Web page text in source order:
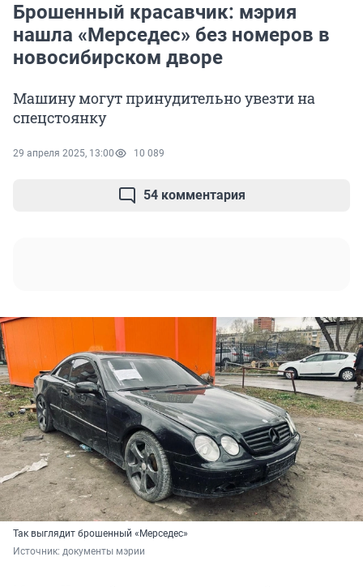
Брошенный красавчик: мэрия
нашла «Мерседес» без номеров в
новосибирском дворе
Машину могут принудительно увезти на
спецстоянку
29 апреля 2025, 13:00 10 089
54 комментария
Так выглядит брошенный «Мерседес»
Источник: документы мэрии